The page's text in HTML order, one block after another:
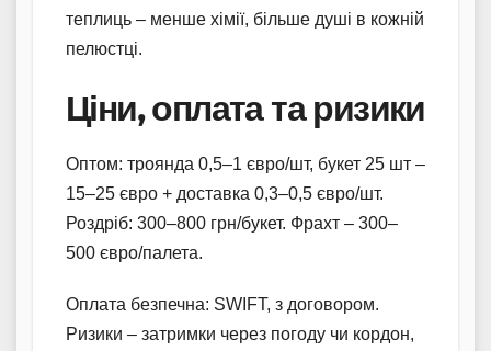
теплиць – менше хімії, більше душі в кожній
пелюстці.
Ціни, оплата та ризики
Оптом: троянда 0,5–1 євро/шт, букет 25 шт –
15–25 євро + доставка 0,3–0,5 євро/шт.
Роздріб: 300–800 грн/букет. Фрахт – 300–
500 євро/палета.
Оплата безпечна: SWIFT, з договором.
Ризики – затримки через погоду чи кордон,